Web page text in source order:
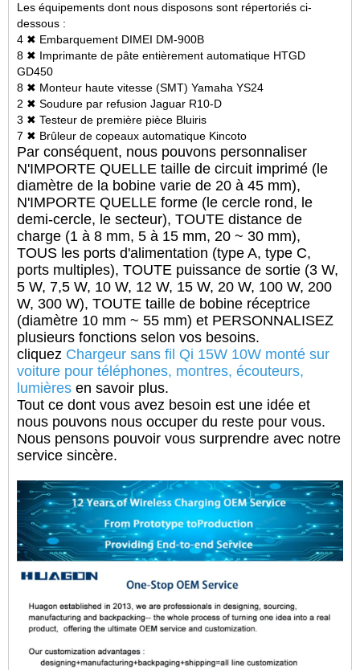
Les équipements dont nous disposons sont répertoriés ci-
dessous :
4 ✖ Embarquement DIMEI DM-900B
8 ✖ Imprimante de pâte entièrement automatique HTGD
GD450
8 ✖ Monteur haute vitesse (SMT) Yamaha YS24
2 ✖ Soudure par refusion Jaguar R10-D
3 ✖ Testeur de première pièce Bluiris
7 ✖ Brûleur de copeaux automatique Kincoto
Par conséquent, nous pouvons personnaliser
N'IMPORTE QUELLE taille de circuit imprimé (le
diamètre de la bobine varie de 20 à 45 mm),
N'IMPORTE QUELLE forme (le cercle rond, le
demi-cercle, le secteur), TOUTE distance de
charge (1 à 8 mm, 5 à 15 mm, 20 ~ 30 mm),
TOUS les ports d'alimentation (type A, type C,
ports multiples), TOUTE puissance de sortie (3 W,
5 W, 7,5 W, 10 W, 12 W, 15 W, 20 W, 100 W, 200
W, 300 W), TOUTE taille de bobine réceptrice
(diamètre 10 mm ~ 55 mm) et PERSONNALISEZ
plusieurs fonctions selon vos besoins.
cliquez Chargeur sans fil Qi 15W 10W monté sur
voiture pour téléphones, montres, écouteurs,
lumières en savoir plus.
Tout ce dont vous avez besoin est une idée et
nous pouvons nous occuper du reste pour vous.
Nous pensons pouvoir vous surprendre avec notre
service sincère.